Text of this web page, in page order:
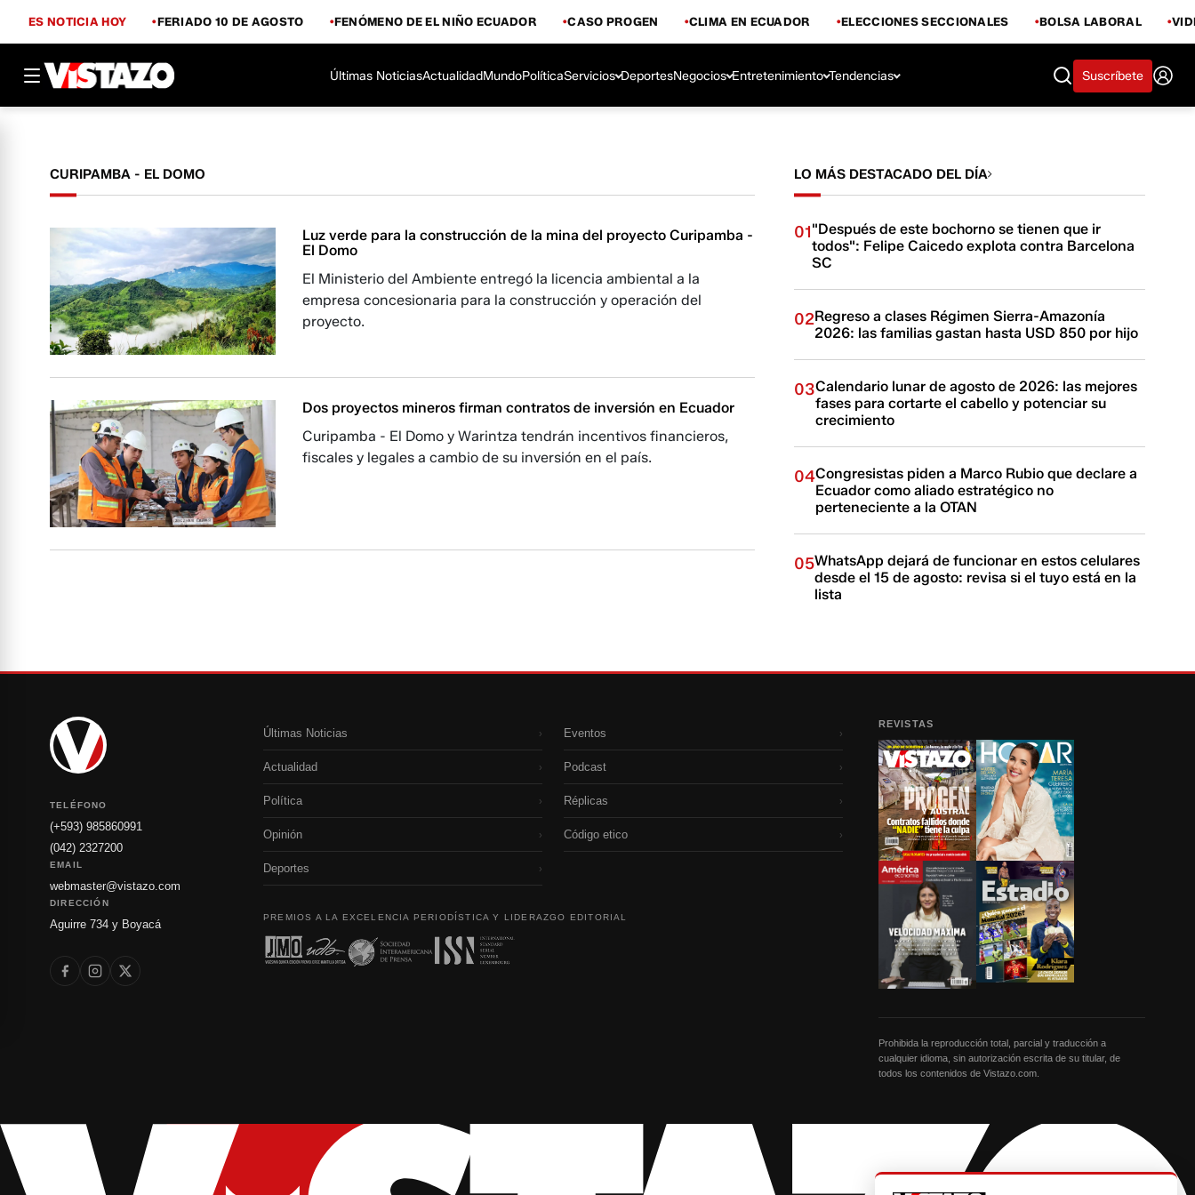
ES NOTICIA HOY FERIADO 10 DE AGOSTO FENÓMENO DE EL NIÑO ECUADOR CASO PROGEN CLIMA EN ECUADOR ELECCIONES SECCIONALES BOLSA LABORAL
Últimas NoticiasActualidadMundoPolíticaServicios DeportesNegocios Entretenimiento Tendencias Suscríbete
CURIPAMBA - EL DOMO
Luz verde para la construcción de la mina del proyecto Curipamba -
El Domo
El Ministerio del Ambiente entregó la licencia ambiental a la
empresa concesionaria para la construcción y operación del
proyecto.
Dos proyectos mineros firman contratos de inversión en Ecuador
Curipamba - El Domo y Warintza tendrán incentivos financieros,
fiscales y legales a cambio de su inversión en el país.
LO MÁS DESTACADO DEL DÍA
01"Después de este bochorno se tienen que ir
todos": Felipe Caicedo explota contra Barcelona
SC
02Regreso a clases Régimen Sierra-Amazonía
2026: las familias gastan hasta USD 850 por hijo
03Calendario lunar de agosto de 2026: las mejores
fases para cortarte el cabello y potenciar su
crecimiento
04Congresistas piden a Marco Rubio que declare a
Ecuador como aliado estratégico no
perteneciente a la OTAN
05WhatsApp dejará de funcionar en estos celulares
desde el 15 de agosto: revisa si el tuyo está en la
lista
TELÉFONO
(+593) 985860991
(042) 2327200
EMAIL
webmaster@vistazo.com
DIRECCIÓN
Aguirre 734 y Boyacá
Últimas Noticias ›
Actualidad ›
Política ›
Opinión ›
Deportes ›
Eventos ›
Podcast ›
Réplicas ›
Código etico ›
PREMIOS A LA EXCELENCIA PERIODÍSTICA Y LIDERAZGO EDITORIAL
REVISTAS
Prohibida la reproducción total, parcial y traducción a
cualquier idioma, sin autorización escrita de su titular, de
todos los contenidos de Vistazo.com.